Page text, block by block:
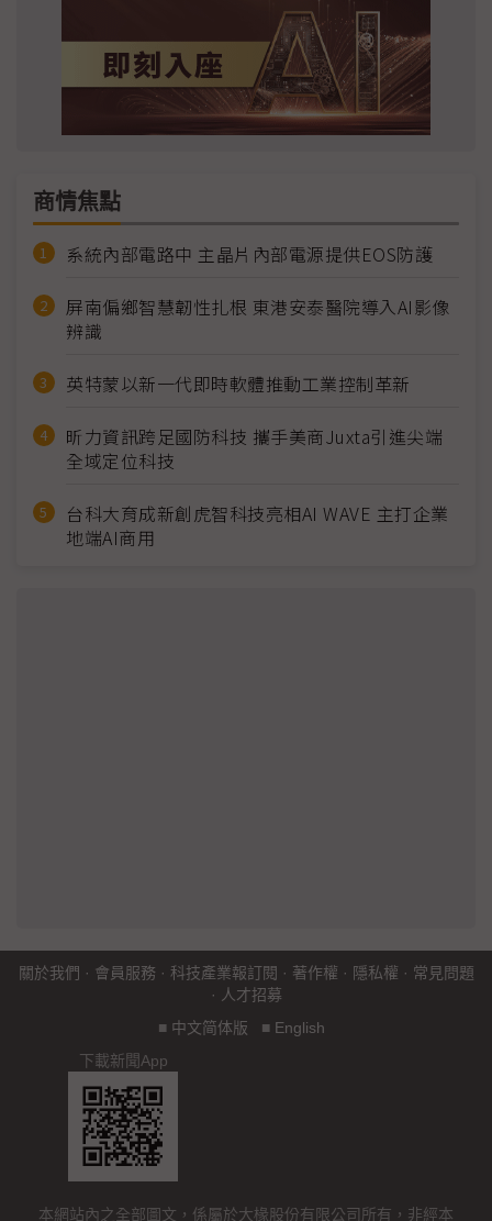
商情焦點
系統內部電路中 主晶片內部電源提供EOS防護
屏南偏鄉智慧韌性扎根 東港安泰醫院導入AI影像
辨識
英特蒙以新一代即時軟體推動工業控制革新
昕力資訊跨足國防科技 攜手美商Juxta引進尖端
全域定位科技
台科大育成新創虎智科技亮相AI WAVE 主打企業
地端AI商用
關於我們 · 會員服務 · 科技產業報訂閱 · 著作權 · 隱私權 · 常見問題
· 人才招募
■ 中文简体版 ■ English
下載新聞App
本網站內之全部圖文，係屬於大椽股份有限公司所有，非經本